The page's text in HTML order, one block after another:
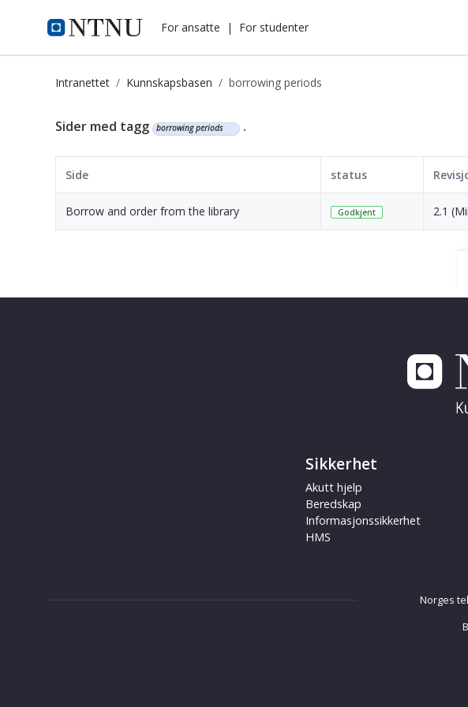
i.ntnu.no For ansatte | For studenter
Intranettet Kunnskapsbasen borrowing periods
Kunnskapsbasen
Sider med tagg borrowing periods .
Side status
Borrow and order from the library Godkjent 2.1
Sikkerhet
Akutt hjelp
Beredskap
Informasjonssikkerhet
HMS
Norges